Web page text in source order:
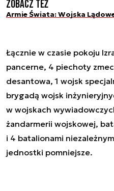
Zobacz też
Armie Świata: Wojska
Łącznie w czasie pokoju
pancerne, 4 piechoty
desantowa, 1 wojsk
brygadą wojsk
w wojskach
żandarmerii wojskowej,
i 4 batalionami
jednostki pomniejsze.